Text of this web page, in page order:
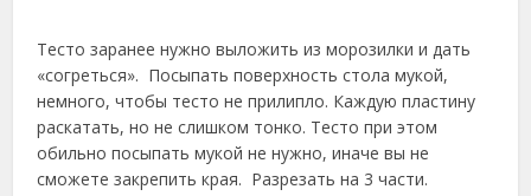
Тесто заранее нужно выложить из морозилки и дать
«согреться». Посыпать поверхность стола мукой,
немного, чтобы тесто не прилипло. Каждую пластину
раскатать, но не слишком тонко. Тесто при этом
обильно посыпать мукой не нужно, иначе вы не
сможете закрепить края. Разрезать на 3 части.